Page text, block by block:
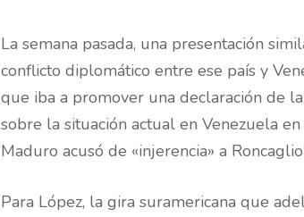
La semana pasada, una presentación
conflicto diplomático entre ese país y
que iba a promover una declaración de
sobre la situación actual en Venezuela
Maduro acusó de «injerencia» a
Para López, la gira suramericana que